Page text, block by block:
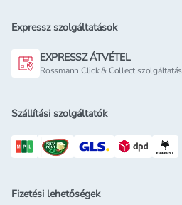
Expressz szolgáltatások
EXPRESSZ ÁTVÉTEL
Rossmann Click & Collect szolgáltatás
Szállítási szolgáltatók
Fizetési lehetőségek